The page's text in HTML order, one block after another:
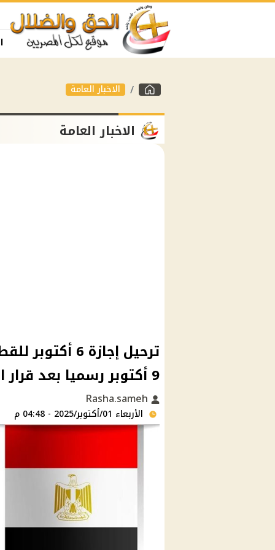
الاخبار العامة
الاخبار العامة
ترحيل إجازة
9 أكتوبر رسميا بعد قرار الحكومه
الأربعاء 01/أكتوبر/2025 - 04:48 م